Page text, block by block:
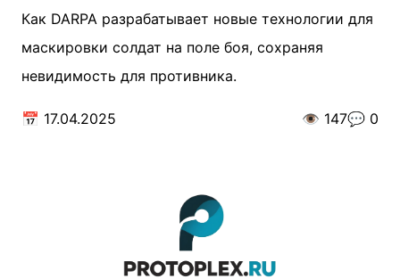
Как DARPA разрабатывает новые технологии для
маскировки солдат на поле боя, сохраняя
невидимость для противника.
📅 17.04.2025 👁️ 147💬 0